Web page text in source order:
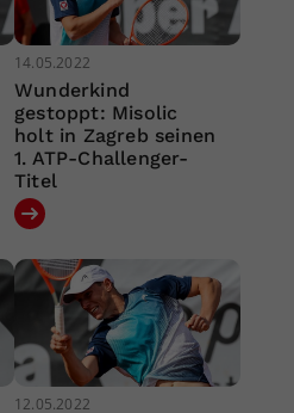
14.05.2022
Wunderkind
gestoppt: Misolic
holt in Zagreb seinen
1. ATP-Challenger-
Titel
12.05.2022